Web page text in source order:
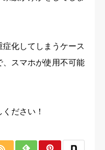
化してしまうケース
スマホが使用不可能
ださい！